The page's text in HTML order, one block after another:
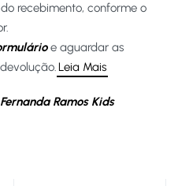
recebimento, conforme o
e aguardar as
Leia Mais
Ramos Kids